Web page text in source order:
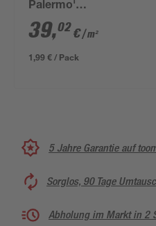
Palermo'
Feinsteinzeug beige
22,5 x 22,5 cm
39,02€/ m²
1,99 € / Pack
5 Jahre Garantie auf
Sorglos, 90 Tage
Abholung im Markt in 2